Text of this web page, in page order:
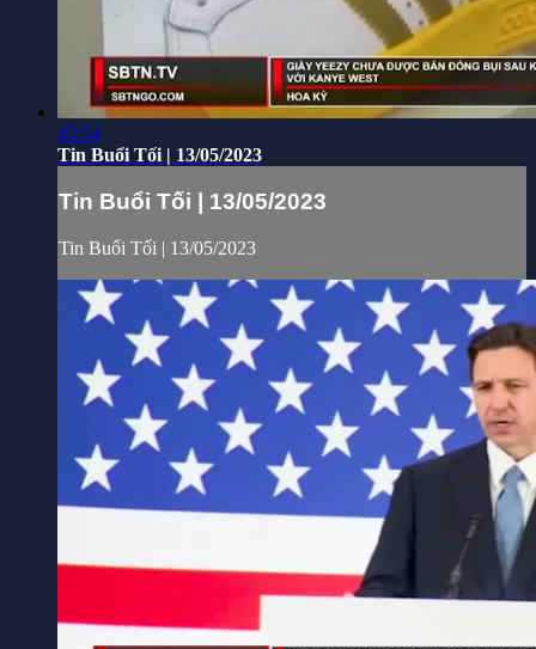
45:54
Tin Buổi Tối | 13/05/2023
Tin Buổi Tối | 13/05/2023
Tin Buổi Tối | 13/05/2023